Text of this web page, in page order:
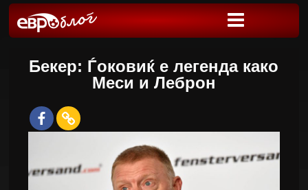
Бекер: Ѓоковиќ е легенда како
Меси и Леброн